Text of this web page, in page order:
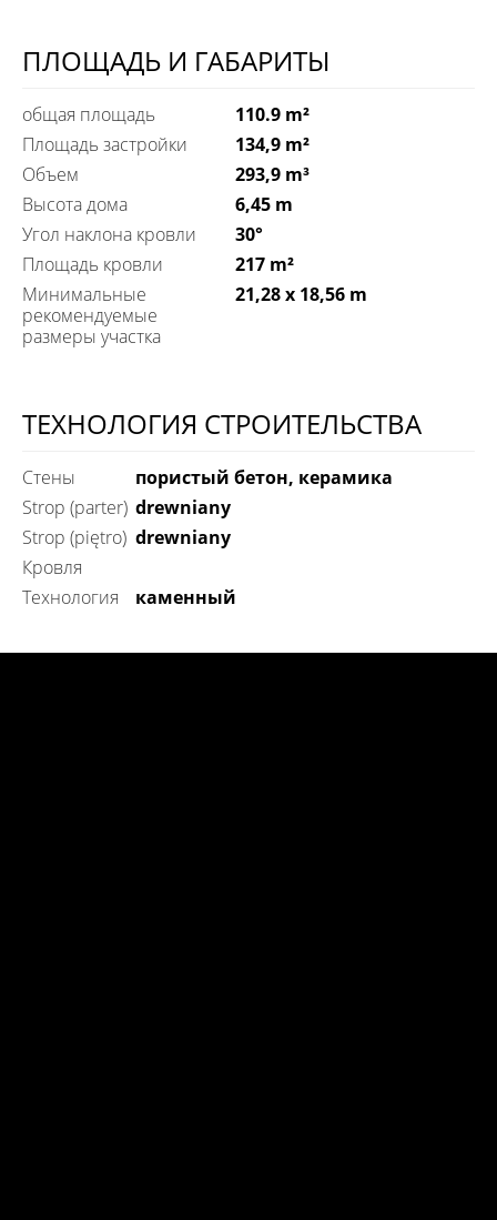
ПЛОЩАДЬ И ГАБАРИТЫ
общая площадь
110.9 m²
Площадь застройки
134,9 m²
Объем
293,9 m³
Высота дома
6,45 m
Угол наклона кровли
30°
Площадь кровли
217 m²
Минимальные
рекомендуемые
размеры участка
21,28 x 18,56 m
ТЕХНОЛОГИЯ СТРОИТЕЛЬСТВА
Стены
пористый бетон, керамика
Strop (parter) drewniany
Strop (piętro) drewniany
Кровля
технология
каменный